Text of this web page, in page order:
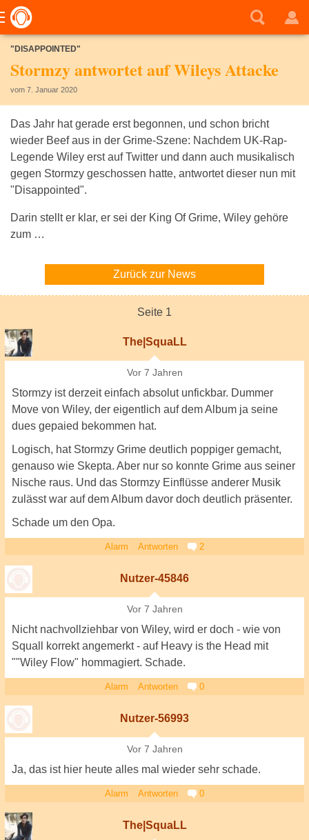
"DISAPPOINTED"
Stormzy antwortet auf Wileys Attacke
vom 7. Januar 2020
Das Jahr hat gerade erst begonnen, und schon bricht
wieder Beef aus in der Grime-Szene: Nachdem UK-Rap-
Legende Wiley erst auf Twitter und dann auch musikalisch
gegen Stormzy geschossen hatte, antwortet dieser nun mit
"Disappointed".
Darin stellt er klar, er sei der King Of Grime, Wiley gehöre
zum …
Zurück zur News
Seite 1
The|SquaLL
Vor 7 Jahren
Stormzy ist derzeit einfach absolut unfickbar. Dummer
Move von Wiley, der eigentlich auf dem Album ja seine
dues gepaied bekommen hat.
Logisch, hat Stormzy Grime deutlich poppiger gemacht,
genauso wie Skepta. Aber nur so konnte Grime aus seiner
Nische raus. Und das Stormzy Einflüsse anderer Musik
zulässt war auf dem Album davor doch deutlich präsenter.
Schade um den Opa.
Alarm Antworten 2
Nutzer-45846
Vor 7 Jahren
Nicht nachvollziehbar von Wiley, wird er doch - wie von
Squall korrekt angemerkt - auf Heavy is the Head mit
""Wiley Flow" hommagiert. Schade.
Alarm Antworten 0
Nutzer-56993
Vor 7 Jahren
Ja, das ist hier heute alles mal wieder sehr schade.
Alarm Antworten 0
The|SquaLL